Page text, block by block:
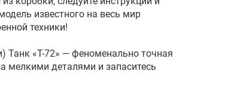
известного на весь мир
техники!
Танк «Т-72» — феноменально точная
мелкими деталями и запаситесь